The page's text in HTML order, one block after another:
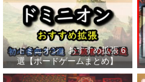
『ドミニオン』おすすめ拡張 6
選【ボードゲームまとめ】